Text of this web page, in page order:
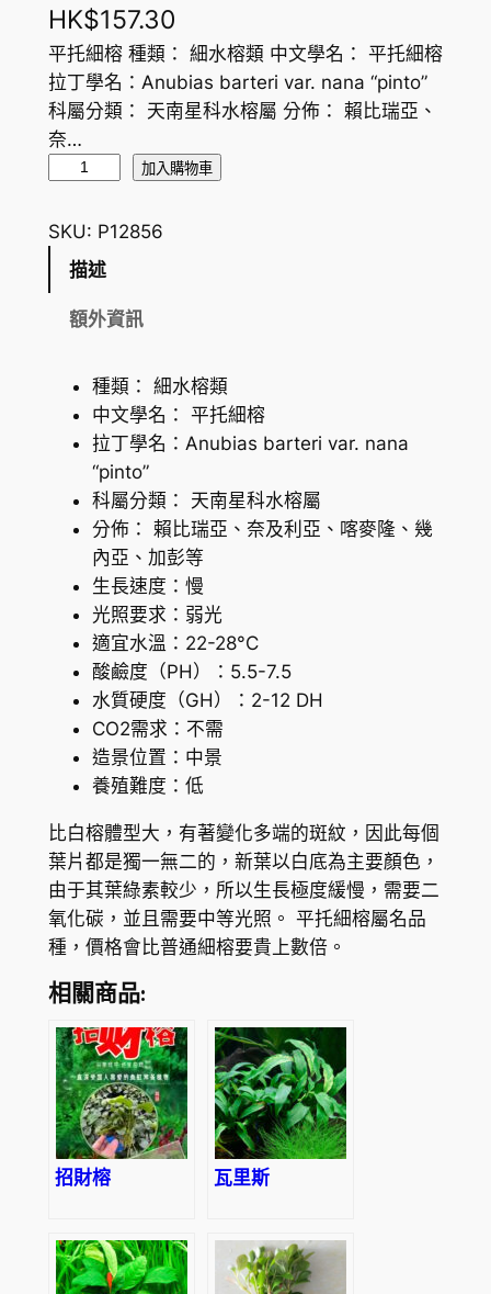
HK$157.30
平托細榕 種類： 細水榕類 中文學名： 平托細榕
拉丁學名：Anubias barteri var. nana “pinto”
科屬分類： 天南星科水榕屬 分佈： 賴比瑞亞、
奈…
小
榕
加入購物車
SKU: P12856
描述
額外資訊
種類： 細水榕類
中文學名： 平托細榕
拉丁學名：Anubias barteri var. nana
“pinto”
科屬分類： 天南星科水榕屬
分佈： 賴比瑞亞、奈及利亞、喀麥隆、幾
內亞、加彭等
生長速度：慢
光照要求：弱光
適宜水溫：22-28°C
酸鹼度（PH）：5.5-7.5
水質硬度（GH）：2-12 DH
CO2需求：不需
造景位置：中景
養殖難度：低
比白榕體型大，有著變化多端的斑紋，因此每個
葉片都是獨一無二的，新葉以白底為主要顏色，
由于其葉綠素較少，所以生長極度緩慢，需要二
氧化碳，並且需要中等光照。 平托細榕屬名品
種，價格會比普通細榕要貴上數倍。
相關商品:
招財榕 瓦里斯